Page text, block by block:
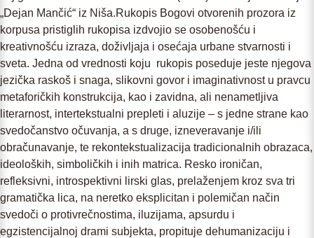
„Dejan Mančić“ iz Niša.Rukopis Bogovi otvorenih prozora iz
korpusa pristiglih rukopisa izdvojio se osobenošću i
kreativnošću izraza, doživljaja i osećaja urbane stvarnosti i
sveta. Jedna od vrednosti koju rukopis poseduje jeste njegova
jezička raskoš i snaga, slikovni govor i imaginativnost u pravcu
metaforičkih konstrukcija, kao i zavidna, ali nenametljiva
literarnost, intertekstualni prepleti i aluzije – s jedne strane kao
svedočanstvo očuvanja, a s druge, izneveravanje i/ili
obračunavanje, te rekontekstualizacija tradicionalnih obrazaca,
ideoloških, simboličkih i inih matrica. Resko ironičan,
refleksivni, introspektivni lirski glas, prelaženjem kroz sva tri
gramatička lica, na neretko eksplicitan i polemičan način
svedoči o protivrečnostima, iluzijama, apsurdu i
egzistencijalnoj drami subjekta, propituje dehumanizaciju i